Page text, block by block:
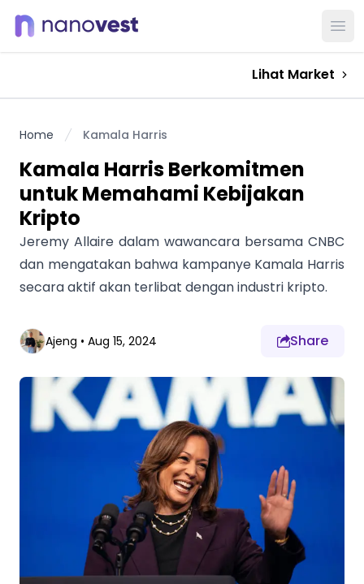
Lihat Market
Home Kamala Harris
Kamala Harris Berkomitmen
untuk Memahami Kebijakan
Kripto
Jeremy Allaire dalam wawancara bersama CNBC
dan mengatakan bahwa kampanye Kamala Harris
secara aktif akan terlibat dengan industri kripto.
Ajeng • Aug 15, 2024 Share